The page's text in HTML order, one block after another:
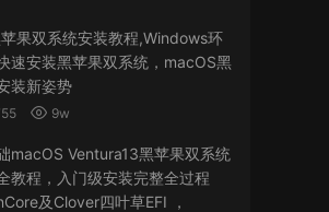
for Mac v5.0 专业的PDF处理软件
• 2026-07-19
Photoshop 2026 for Mac v27.8.0
处理软件
果双系统安装教程,Windows环
速安装黑苹果双系统，macOS黑
装新姿势
9w
macOS Ventura13黑苹果双系统
教程，入门级安装完整全过程
及Clover四叶草EFI ，